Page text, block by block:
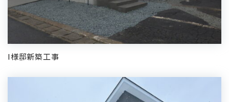
I様邸新築工事